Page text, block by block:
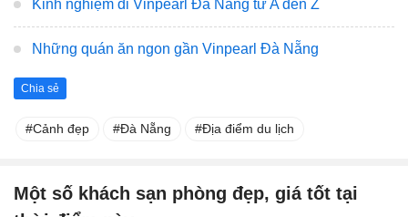
Kinh nghiệm đi Vinpearl Đà Nẵng từ A đến Z
Những quán ăn ngon gần Vinpearl Đà Nẵng
Chia sẻ
Cảnh đẹp Đà Nẵng Địa điểm du lịch
Một số khách sạn phòng đẹp, giá tốt tại